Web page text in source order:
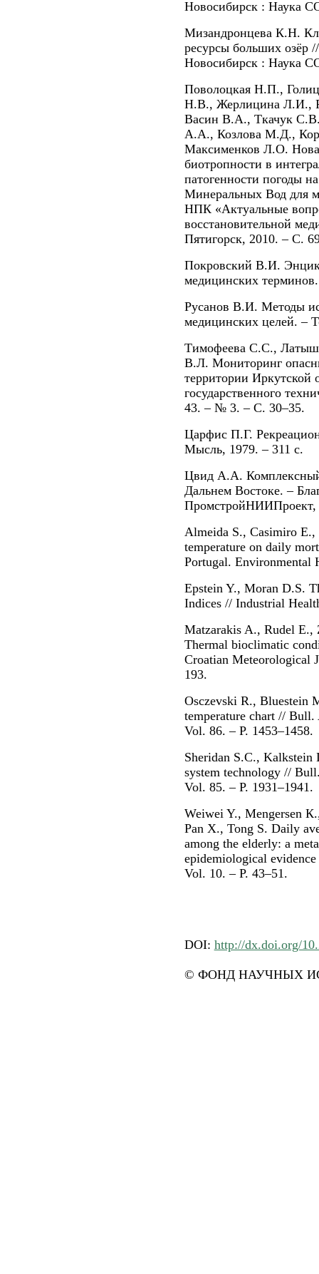
Новосибирск : Наука
Мизандронцева К.Н.
ресурсы больших озёр
Новосибирск : Наука
Поволоцкая Н.П.,
Н.В., Жерлицина Л.И.,
Васин В.А., Ткачук
А.А., Козлова М.Д.,
Максименков Л.О.
биотропности в
патогенности погоды
Минеральных Вод для
НПК «Актуальные
восстановительной
Пятигорск, 2010. – С.
Покровский В.И.
медицинских
Русанов В.И. Методы
медицинских целей. –
Тимофеева С.С.,
В.Л. Мониторинг
территории Иркутской
государственного
43. – № 3. – С. 30–35.
Царфис П.Г.
Мысль, 1979. – 311 с.
Цвид А.А. Комплексный
Дальнем Востоке. –
ПромстройНИИПроект,
Almeida S., Casimiro Е.,
temperature on daily
Portugal. Environmental
Epstein Y., Moran D.S.
Indices // Industrial
Matzarakis A., Rudel
Thermal bioclimatic
Croatian Meteorological
193.
Osczevski R., Bluestein
temperature chart //
Vol. 86. – P. 1453–1458.
Sheridan S.C., Kalkstein
system technology //
Vol. 85. – P. 1931–1941.
Weiwei Y., Mengersen
Pan X., Tong S. Daily
among the elderly: a
epidemiological
Vol. 10. – P. 43–51.
DOI: http://dx.doi.org/
© ФОНД НАУЧНЫХ